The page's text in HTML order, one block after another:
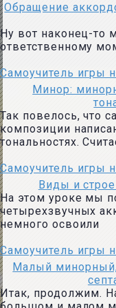
Обращение
Ну вот наконец-то
ответственному
Самоучитель игры
Минор:
Так повелось, что
композиции
тональностях.
Самоучитель игры
Виды и
На этом уроке мы
четырехзвучных
немного освоили
Самоучитель игры
Малый
Итак, продолжим.